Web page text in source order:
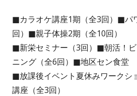
■カラオケ講座1期（全3回）■パ
回）■親子体操2期（全10回）
■新栄セミナー（3回）■朝活！
ニング（全6回）■地区セン食堂
■放課後イベント夏休みワークシ
講座（全3回）